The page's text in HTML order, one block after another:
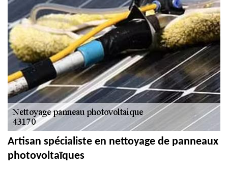
Artisan spécialiste en nettoyage de panneaux
photovoltaïques